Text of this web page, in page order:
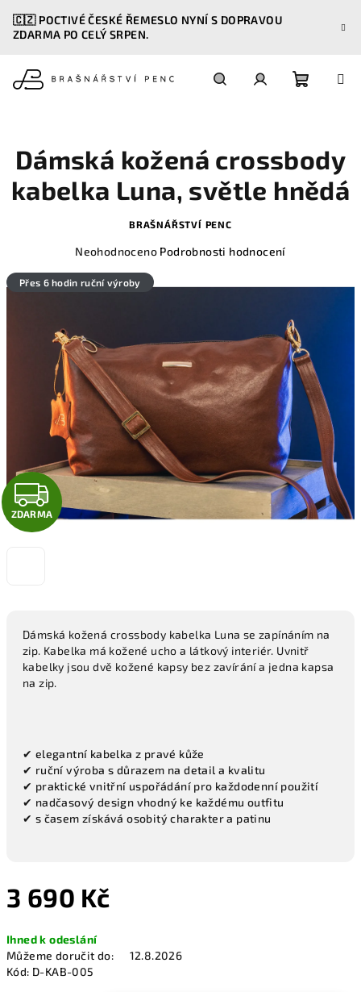
obsah
🇨🇿 POCTIVÉ ČESKÉ ŘEMESLO NYNÍ S DOPRAVOU
ZDARMA PO CELÝ SRPEN.
košík
Dámská kožená crossbody kabelka Luna se zapínáním na
zip. Kabelka má kožené ucho a látkový interiér. Uvnitř
kabelky jsou dvě kožené kapsy bez zavírání a jedna kapsa
na zip.
✔ elegantní kabelka z pravé kůže
✔ ruční výroba s důrazem na detail a kvalitu
✔ praktické vnitřní uspořádání pro každodenní použití
✔ nadčasový design vhodný ke každému outfitu
✔ s časem získává osobitý charakter a patinu
3 690 Kč
cena:
Ihned k odeslání
Můžeme doručit do:
12.8.2026
Kód: D-KAB-005
Dámská kožená crossbody
kabelka Luna, světle hnědá
BRAŠNÁŘSTVÍ PENC
Průměrné
produktu
5
hvězdiček.
Neohodnoceno Podrobnosti hodnocení
Přes 6 hodin ruční výroby
Z
D
M
A
ZDARMA